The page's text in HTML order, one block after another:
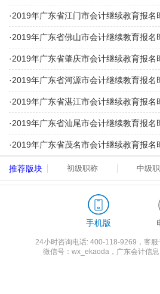
·2019年广东省江门市会计继续教育报名
·2019年广东省佛山市会计继续教育报名
·2019年广东省肇庆市会计继续教育报名
·2019年广东省河源市会计继续教育报名
·2019年广东省湛江市会计继续教育报名
·2019年广东省汕尾市会计继续教育报名
·2019年广东省茂名市会计继续教育报名
推荐版块 初级职称 中级
手机版
24小时咨询电话: 400-118-9269 ，客
微信号：wx_ekaoda，广东会计信